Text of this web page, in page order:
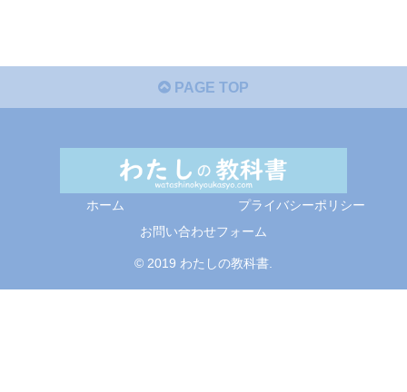
PAGE TOP
ホーム
プライバシーポリシー
お問い合わせフォーム
© 2019 わたしの教科書.